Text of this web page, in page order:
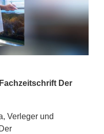
Der
Verleger und